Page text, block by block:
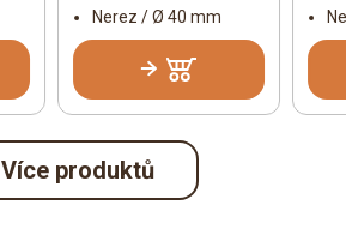
Nerez / Ø 40 mm
Více produktů